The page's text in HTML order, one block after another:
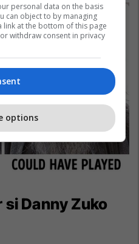
si Danny Zuko
personal data on the basis
can object to by managing
at the bottom of this page
withdraw consent in privacy
options